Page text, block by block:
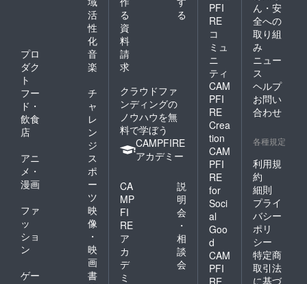
活
性
化
プロ
ダク
ト
音
楽
フー
ド・
飲食
店
チ
ャ
レ
ン
ジ
アニ
メ・
漫画
ス
ポ
ー
ツ
ファ
ッ
ショ
ン
映
像
・
映
画
ゲー
書
る
る
資
料
請
求
クラウドファ
ンディングの
ノウハウを無
料で学ぼう
CAMPFIRE
アカデミー
CA
MP
FI
RE
ア
カ
デ
ミ
説
明
会
・
相
談
会
PFI
RE
コ
ミュ
ニ
ティ
CAM
PFI
RE
Crea
tion
CAM
PFI
RE
for
Soci
al
Goo
d
CAM
PFI
ん・安
全への
取り組
み
ニュー
ス
ヘルプ
お問い
合わせ
各種規定
利用規
約
細則
プライ
バシー
ポリ
シー
特定商
取引法
に基づ